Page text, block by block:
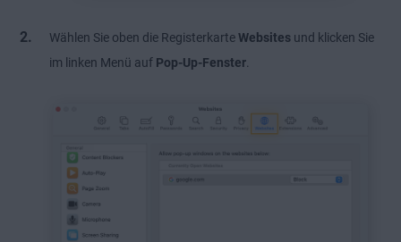
Wählen Sie oben die RegisterkarteWebsites und klicken Sie
im linken Menü auf Pop-Up-Fenster.